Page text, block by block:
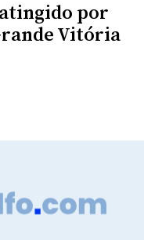
por
Vitória